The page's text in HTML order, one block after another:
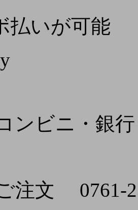
払いが可能
ンビニ・銀
注文
0761-